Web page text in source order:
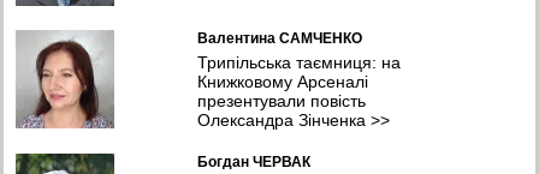
Валентина САМЧЕНКО
Трипільська таємниця: на
Книжковому Арсеналі
презентували повість
Олександра Зінченка >>
Богдан ЧЕРВАК